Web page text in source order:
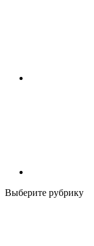
Выберите рубрику